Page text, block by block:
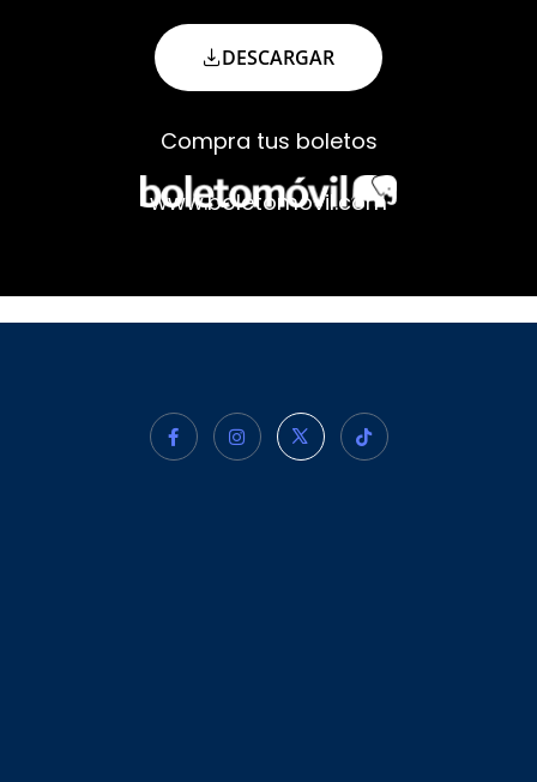
DESCARGAR
Compra tus boletos
www.boletomovil.com